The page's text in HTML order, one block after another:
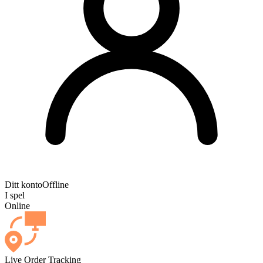
Ditt kontoOffline
I spel
Online
Live Order Tracking